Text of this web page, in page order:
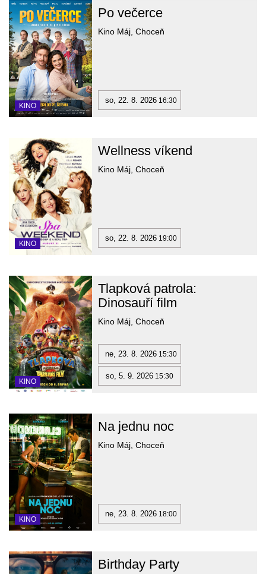
KINO
Po večerce
Kino Máj, Choceň
so, 22. 8. 2026 16:30
KINO
Wellness víkend
Kino Máj, Choceň
so, 22. 8. 2026 19:00
KINO
Tlapková patrola:
Dinosauří film
Kino Máj, Choceň
ne, 23. 8. 2026 15:30
so, 5. 9. 2026 15:30
KINO
Na jednu noc
Kino Máj, Choceň
ne, 23. 8. 2026 18:00
Birthday Party